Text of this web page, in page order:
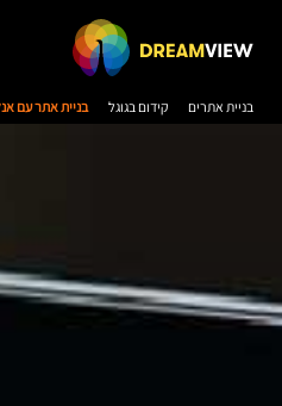
בניית אתרים קידום בגוגל בניית אתר עם